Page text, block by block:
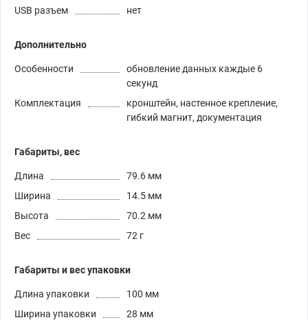
USB разъем нет
Дополнительно
Особенности
обновление данных каждые 6
секунд
Комплектация
кронштейн, настенное крепление,
гибкий магнит, документация
Габариты, вес
Длина
79.6 мм
Ширина
14.5 мм
Высота
70.2 мм
Вес
72 г
Габариты и вес упаковки
Длина упаковки
100 мм
Ширина упаковки
28 мм